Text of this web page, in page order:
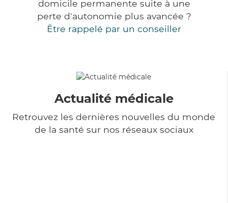
domicile permanente suite à une
perte d'autonomie plus avancée ?
Être rappelé par un conseiller
Actualité médicale
Retrouvez les dernières nouvelles du monde
de la santé sur nos réseaux sociaux